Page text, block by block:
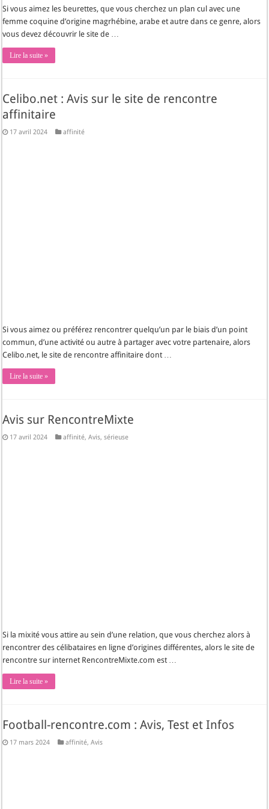
Si vous aimez les beurettes, que vous cherchez un plan cul avec une
femme coquine d’origine magrhébine, arabe et autre dans ce genre, alors
vous devez découvrir le site de …
Lire la suite »
Celibo.net : Avis sur le site de rencontre
affinitaire
17 avril 2024 affinité
Si vous aimez ou préférez rencontrer quelqu’un par le biais d’un point
commun, d’une activité ou autre à partager avec votre partenaire, alors
Celibo.net, le site de rencontre affinitaire dont …
Lire la suite »
Avis sur RencontreMixte
17 avril 2024 affinité,Avis,sérieuse
Si la mixité vous attire au sein d’une relation, que vous cherchez alors à
rencontrer des célibataires en ligne d’origines différentes, alors le site de
rencontre sur internet RencontreMixte.com est …
Lire la suite »
Football-rencontre.com : Avis, Test et Infos
17 mars 2024 affinité,Avis